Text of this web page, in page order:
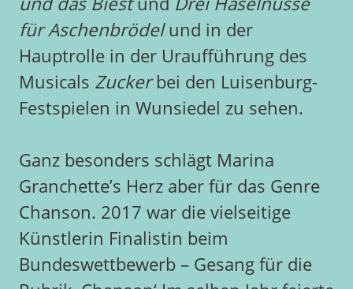
für Aschenbrödelund in der
Hauptrolle in der Uraufführung des
Musicals Zuckerbei den Luisenburg-
Festspielen in Wunsiedel zu sehen.
Ganz besonders schlägt Marina
Granchette’s Herz aber für das Genre
Chanson. 2017 war die vielseitige
Künstlerin Finalistin beim
Bundeswettbewerb – Gesang für die